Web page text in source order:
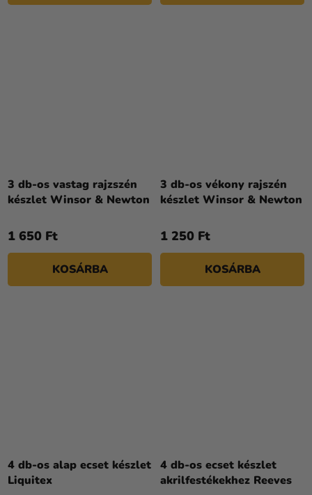
3 db-os vastag rajzszén
készlet Winsor & Newton
1 650 Ft
KOSÁRBA
3 db-os vékony rajszén
készlet Winsor & Newton
1 250 Ft
KOSÁRBA
4 db-os alap ecset készlet
Liquitex
4 db-os ecset készlet
akrilfestékekhez Reeves